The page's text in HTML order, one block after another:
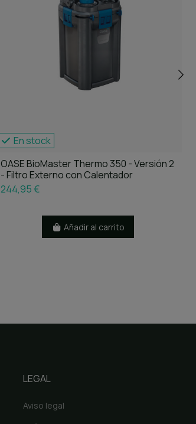
En stock
OASE BioMaster Thermo 350 - Versión 2
- Filtro Externo con Calentador
244,95 €
Añadir al carrito
LEGAL
Aviso legal